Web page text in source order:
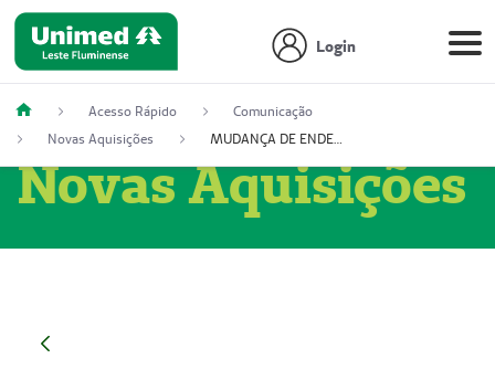
Login
Acesso Rápido
Comunicação
Novas Aquisições
MUDANÇA DE ENDEREÇO - DIAGITAB SERVIÇOS MÉDICOS LTDA (54003267-5)
Novas Aquisições